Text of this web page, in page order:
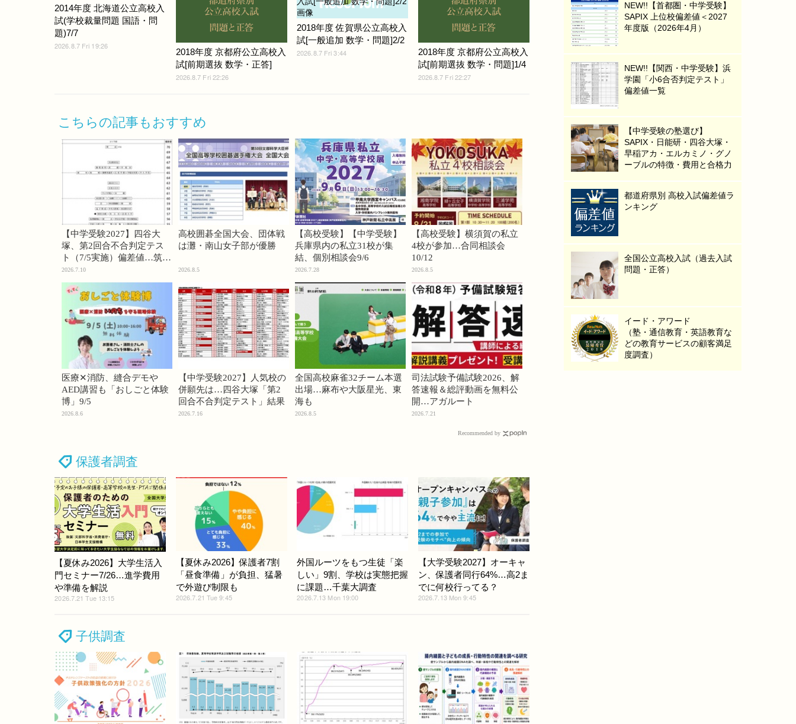
2014年度 北海道公立高校入
試(学校裁量問題 国語・問
題)7/7
2026.8.7 Fri 19:26
2018年度 京都府公立高校入
試[前期選抜 数学・正答]
2026.8.7 Fri 22:26
2018年度 佐賀県公立高校入
試[一般追加 数学・問題]2/2
2026.8.7 Fri 3:44
2018年度 京都府公立高校入
試[前期選抜 数学・問題]1/4
2026.8.7 Fri 22:27
こちらの記事もおすすめ
【中学受験2027】四谷大
塚、第2回合不合判定テス
ト（7/5実施）偏差値…筑駒
74・桜蔭70＜PR＞
2026.7.10
高校囲碁全国大会、団体戦
は灘・南山女子部が優勝
2026.8.5
【高校受験】【中学受験】
兵庫県内の私立31校が集
結、個別相談会9/6
2026.7.28
【高校受験】横須賀の私立
4校が参加…合同相談会
10/12
2026.8.5
医療✕消防、縫合デモや
AED講習も「おしごと体験
博」9/5
2026.8.6
【中学受験2027】人気校の
併願先は…四谷大塚「第2
回合不合判定テスト」結果
2026.7.16
全国高校麻雀32チーム本選
出場…麻布や大阪星光、東
海も
2026.8.5
司法試験予備試験2026、解
答速報＆総評動画を無料公
開…アガルート
2026.7.21
Recommended by
保護者調査
【夏休み2026】大学生活入
門セミナー7/26…進学費用
や準備を解説
2026.7.21 Tue 13:15
【夏休み2026】保護者7割
「昼食準備」が負担、猛暑
で外遊び制限も
2026.7.21 Tue 9:45
外国ルーツをもつ生徒「楽
しい」9割、学校は実態把握
に課題…千葉大調査
2026.7.13 Mon 19:00
【大学受験2027】オーキャ
ン、保護者同行64%…高2ま
でに何校行ってる？
2026.7.13 Mon 9:45
子供調査
NEW!!【首都圏・中学受験】
SAPIX 上位校偏差値＜2027
年度版（2026年4月）
NEW!!【関西・中学受験】浜
学園「小6合否判定テスト」
偏差値一覧
【中学受験の塾選び】
SAPIX・日能研・四谷大塚・
早稲アカ・エルカミノ・グノ
ーブルの特徴・費用と合格力
都道府県別 高校入試偏差値ラ
ンキング
全国公立高校入試（過去入試
問題・正答）
イード・アワード
（塾・通信教育・英語教育な
どの教育サービスの顧客満足
度調査）